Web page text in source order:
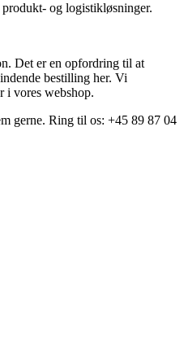
og logistikløsninger.
Det er en opfordring til at
bestilling her. Vi
i vores webshop.
gerne. Ring til os: +45 89 87 04